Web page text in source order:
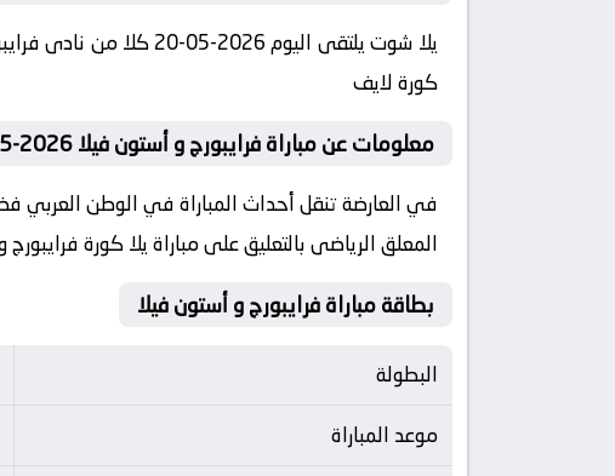
كورة لايف
معلومات عن مباراة فرايبورج و أستون فيلا 2026-05-20 يلا لايف
المعلق الرياضى بالتعليق على مباراة يلا كورة
بطاقة مباراة فرايبورج و أستون فيلا
البطولة
موعد المباراة